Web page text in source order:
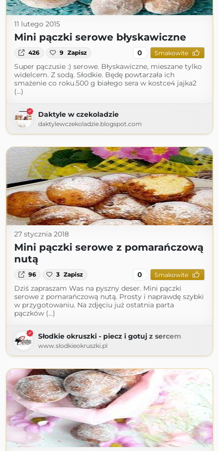
11 lutego 2015
Mini pączki serowe błyskawiczne
426 9 Zapisz 0 Smakowite
Super pączusie :) serowe. Błyskawiczne, mieszane tylko
widelcem. Z sodą. Słodkie. Będę powtarzała ich
smażenie co roku.500 g białego sera w kostce4 jajka2
(...)
Daktyle w czekoladzie
daktylewczekoladzie.blogspot.com
27 stycznia 2018
Mini pączki serowe z pomarańczową
nutą
96 3 Zapisz 0 Smakowite
Dziś zapraszam Was na pyszny deser. Mini pączki
serowe z pomarańczową nutą. Prosty i naprawdę szybki
w przygotowaniu. Na zdjęciu już ostatnia parta
pączków (...)
Słodkie okruszki - piecz i gotuj z sercem
www.slodkieokruszki.pl